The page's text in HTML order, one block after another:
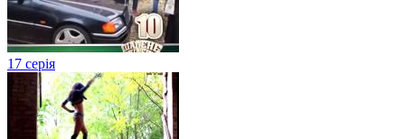
17 серія